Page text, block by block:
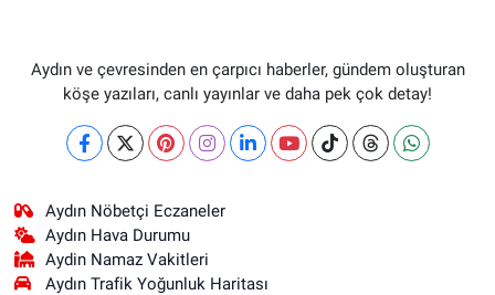
Aydın ve çevresinden en çarpıcı haberler, gündem oluşturan
köşe yazıları, canlı yayınlar ve daha pek çok detay!
Aydın Nöbetçi Eczaneler
Aydın Hava Durumu
Aydin Namaz Vakitleri
Aydın Trafik Yoğunluk Haritası